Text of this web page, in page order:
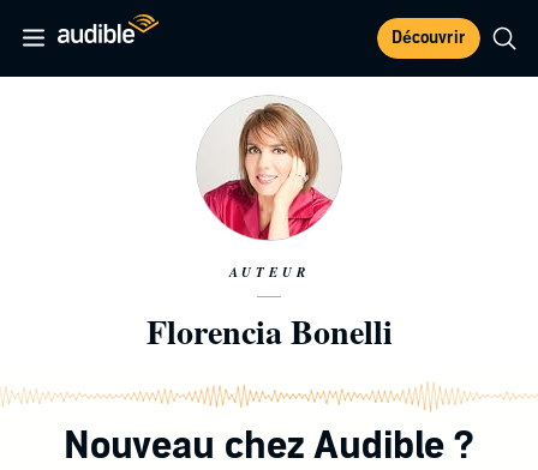
Découvrir
AUTEUR
Florencia Bonelli
Nouveau chez Audible ?